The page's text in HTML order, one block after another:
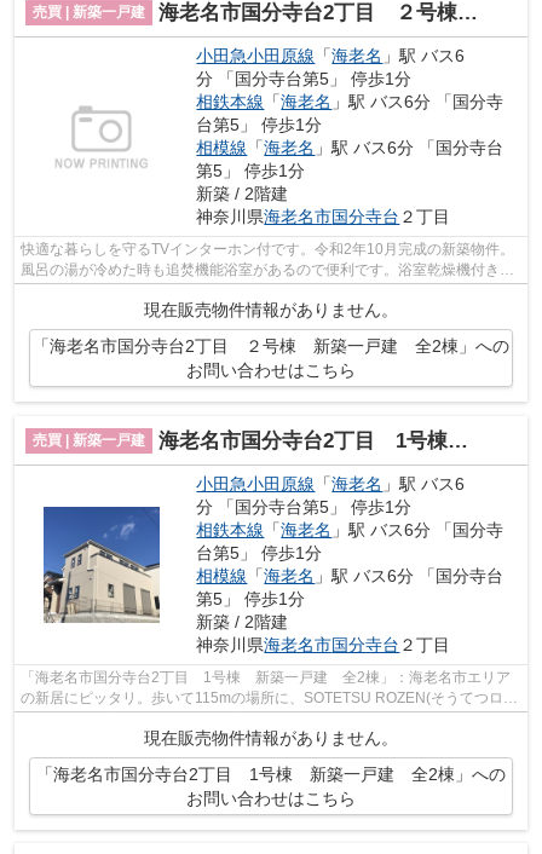
売買 | 新築一戸建 海老名市国分寺台2丁目 ２号棟 新築一戸建 全2棟
小田急小田原線 「海老名 」駅 バス6
分 「国分寺台第5」 停歩1分
相鉄本線 「海老名 」駅 バス6分 「国分寺
台第5」 停歩1分
相模線 「海老名 」駅 バス6分 「国分寺台
第5」 停歩1分
新築 / 2階建
神奈川県海老名市国分寺台 ２丁目
快適な暮らしを守るTVインターホン付です。令和2年10月完成の新築物件。
風呂の湯が冷めた時も追焚機能浴室があるので便利です。浴室乾燥機付きの
現在販売物件情報がありません。
「海老名市国分寺台2丁目 ２号棟 新築一戸建 全2棟」への
お問い合わせはこちら
売買 | 新築一戸建 海老名市国分寺台2丁目 1号棟 新築一戸建 全2棟
小田急小田原線 「海老名 」駅 バス6
分 「国分寺台第5」 停歩1分
相鉄本線 「海老名 」駅 バス6分 「国分寺
台第5」 停歩1分
相模線 「海老名 」駅 バス6分 「国分寺台
第5」 停歩1分
新築 / 2階建
神奈川県海老名市国分寺台 ２丁目
「海老名市国分寺台2丁目 1号棟 新築一戸建 全2棟」：海老名市エリア
の新居にピッタリ。歩いて115mの場所に、SOTETSU ROZEN(そうてつロー
ゼン) 海老名店があります。住み心地もいい...
現在販売物件情報がありません。
「海老名市国分寺台2丁目 1号棟 新築一戸建 全2棟」への
お問い合わせはこちら